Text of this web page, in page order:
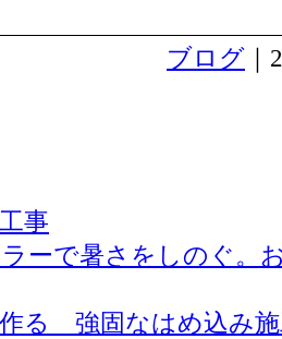
ブログ
事
ーで暑さをしのぐ。
る 強固なはめ込み